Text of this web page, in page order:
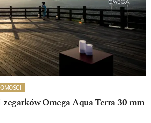
Omega Aqua Terra 30 mm